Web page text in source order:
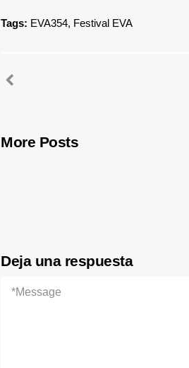
Tags: EVA354, Festival EVA
More Posts
Deja una respuesta